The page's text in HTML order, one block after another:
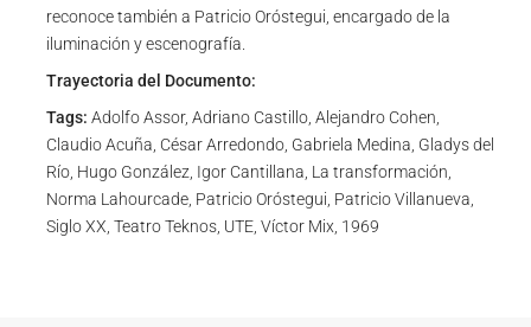
reconoce también a Patricio Oróstegui, encargado de la
iluminación y escenografía.
Trayectoria del Documento:
Tags: Adolfo Assor, Adriano Castillo, Alejandro Cohen,
Claudio Acuña, César Arredondo, Gabriela Medina, Gladys del
Río, Hugo González, Igor Cantillana, La transformación,
Norma Lahourcade, Patricio Oróstegui, Patricio Villanueva,
Siglo XX, Teatro Teknos, UTE, Víctor Mix, 1969